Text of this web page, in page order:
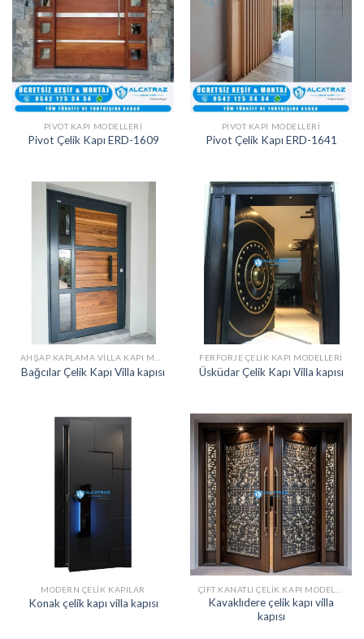
PIVOT KAPI MODELLERI
Pivot Çelik Kapı ERD-1609
PIVOT KAPI MODELLERI
Pivot Çelik Kapı ERD-1641
Bağcılar Çelik Kapı Villa kapısı
FERFORJE ÇELIK KAPI MODELLERI
Üsküdar Çelik Kapı Villa kapısı
MODERN ÇELIK KAPILAR
Konak çelik kapı villa kapısı
Kavaklıdere çelik kapı villa
kapısı